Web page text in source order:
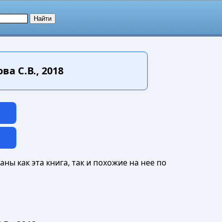
С.В., 2018
как эта книга, так и похожие на нее по